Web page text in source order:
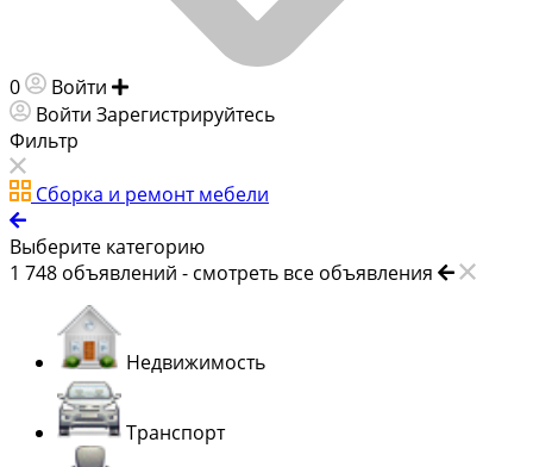
0 Войти
Войти Зарегистрируйтесь
Фильтр
Сборка и ремонт мебели
Выберите категорию
1 748 объявлений - смотреть все объявления
Недвижимость
Транспорт